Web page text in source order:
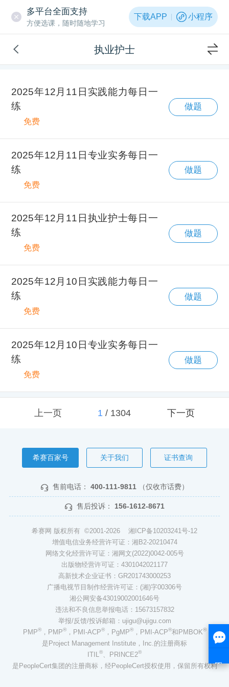
多平台全面支持
方便选课，随时随地学习
下载APP 小程序
执业护士
2025年12月11日实践能力每日一
练
免费
做题
2025年12月11日专业实务每日一
练
免费
做题
2025年12月11日执业护士每日一
练
免费
做题
2025年12月10日实践能力每日一
练
免费
做题
2025年12月10日专业实务每日一
练
免费
做题
上一页 1/ 1304 下一页
希赛百家号 关于我们 证书查询
售前电话： 400-111-9811 （仅收市话费）
售后投诉： 156-1612-8671
希赛网 版权所有 ©2001-2026 湘ICP备10203241号-12
增值电信业务经营许可证：湘B2-20210474
网络文化经营许可证：湘网文(2022)0042-005号
出版物经营许可证：4301042021177
高新技术企业证书：GR201743000253
广播电视节目制作经营许可证：(湘)字00306号
湘公网安备43019002001646号
违法和不良信息举报电话：15673157832
举报/反馈/投诉邮箱：ujigu@ujigu.com
PMP®，PMP®，PMI-ACP®，PgMP®，PMI-ACP®和PMBOK®
是Project Management Institute，Inc.的注册商标
ITIL®、PRINCE2®
是PeopleCert集团的注册商标，经PeopleCert授权使用，保留所有权利